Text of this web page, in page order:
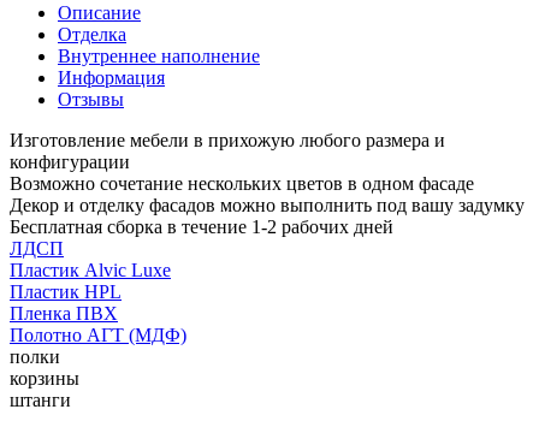
Описание
Отделка
Внутреннее наполнение
Информация
Отзывы
Изготовление мебели в прихожую любого размера и
конфигурации
Возможно сочетание нескольких цветов в одном фасаде
Декор и отделку фасадов можно выполнить под вашу задумку
Бесплатная сборка в течение 1-2 рабочих дней
ЛДСП
Пластик Alvic Luxe
Пластик HPL
Пленка ПВХ
Полотно АГТ (МДФ)
полки
корзины
штанги